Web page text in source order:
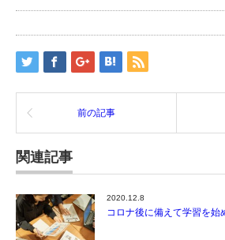
前の記事
関連記事
2020.12.8
コロナ後に備えて学習を始